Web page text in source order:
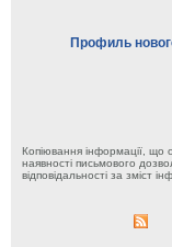
Профиль
Копіювання інформації, що
наявності письмового
відповідальності за зміст